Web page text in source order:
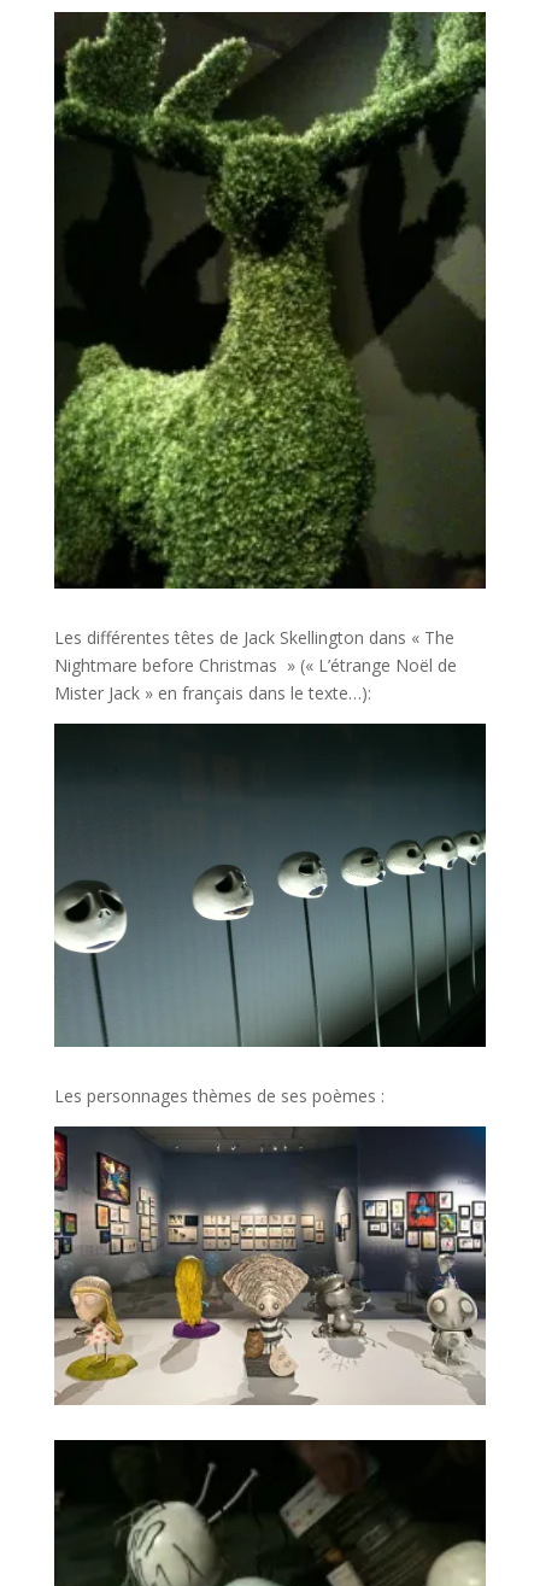
Les différentes têtes de Jack Skellington dans « The
Nightmare before Christmas » (« L’étrange Noël de
Mister Jack » en français dans le texte…):
Les personnages thèmes de ses poèmes :